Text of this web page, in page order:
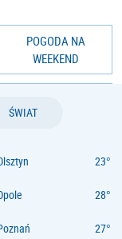
POGODA NA
WEEKEND
ŚWIAT